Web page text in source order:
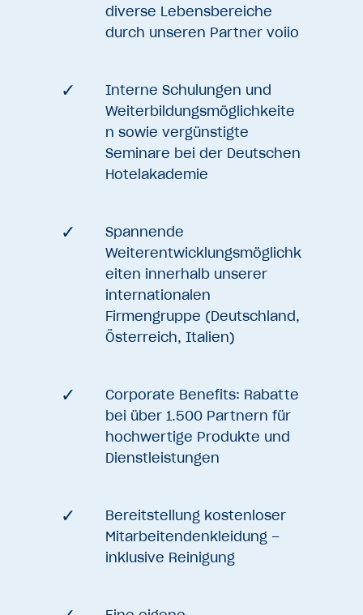
diverse Lebensbereiche
durch unseren Partner voiio
Interne Schulungen und
Weiterbildungsmöglichkeite
n sowie vergünstigte
Seminare bei der Deutschen
Hotelakademie
Spannende
Weiterentwicklungsmöglichk
eiten innerhalb unserer
internationalen
Firmengruppe (Deutschland,
Österreich, Italien)
Corporate Benefits: Rabatte
bei über 1.500 Partnern für
hochwertige Produkte und
Dienstleistungen
Bereitstellung kostenloser
Mitarbeitendenkleidung –
inklusive Reinigung